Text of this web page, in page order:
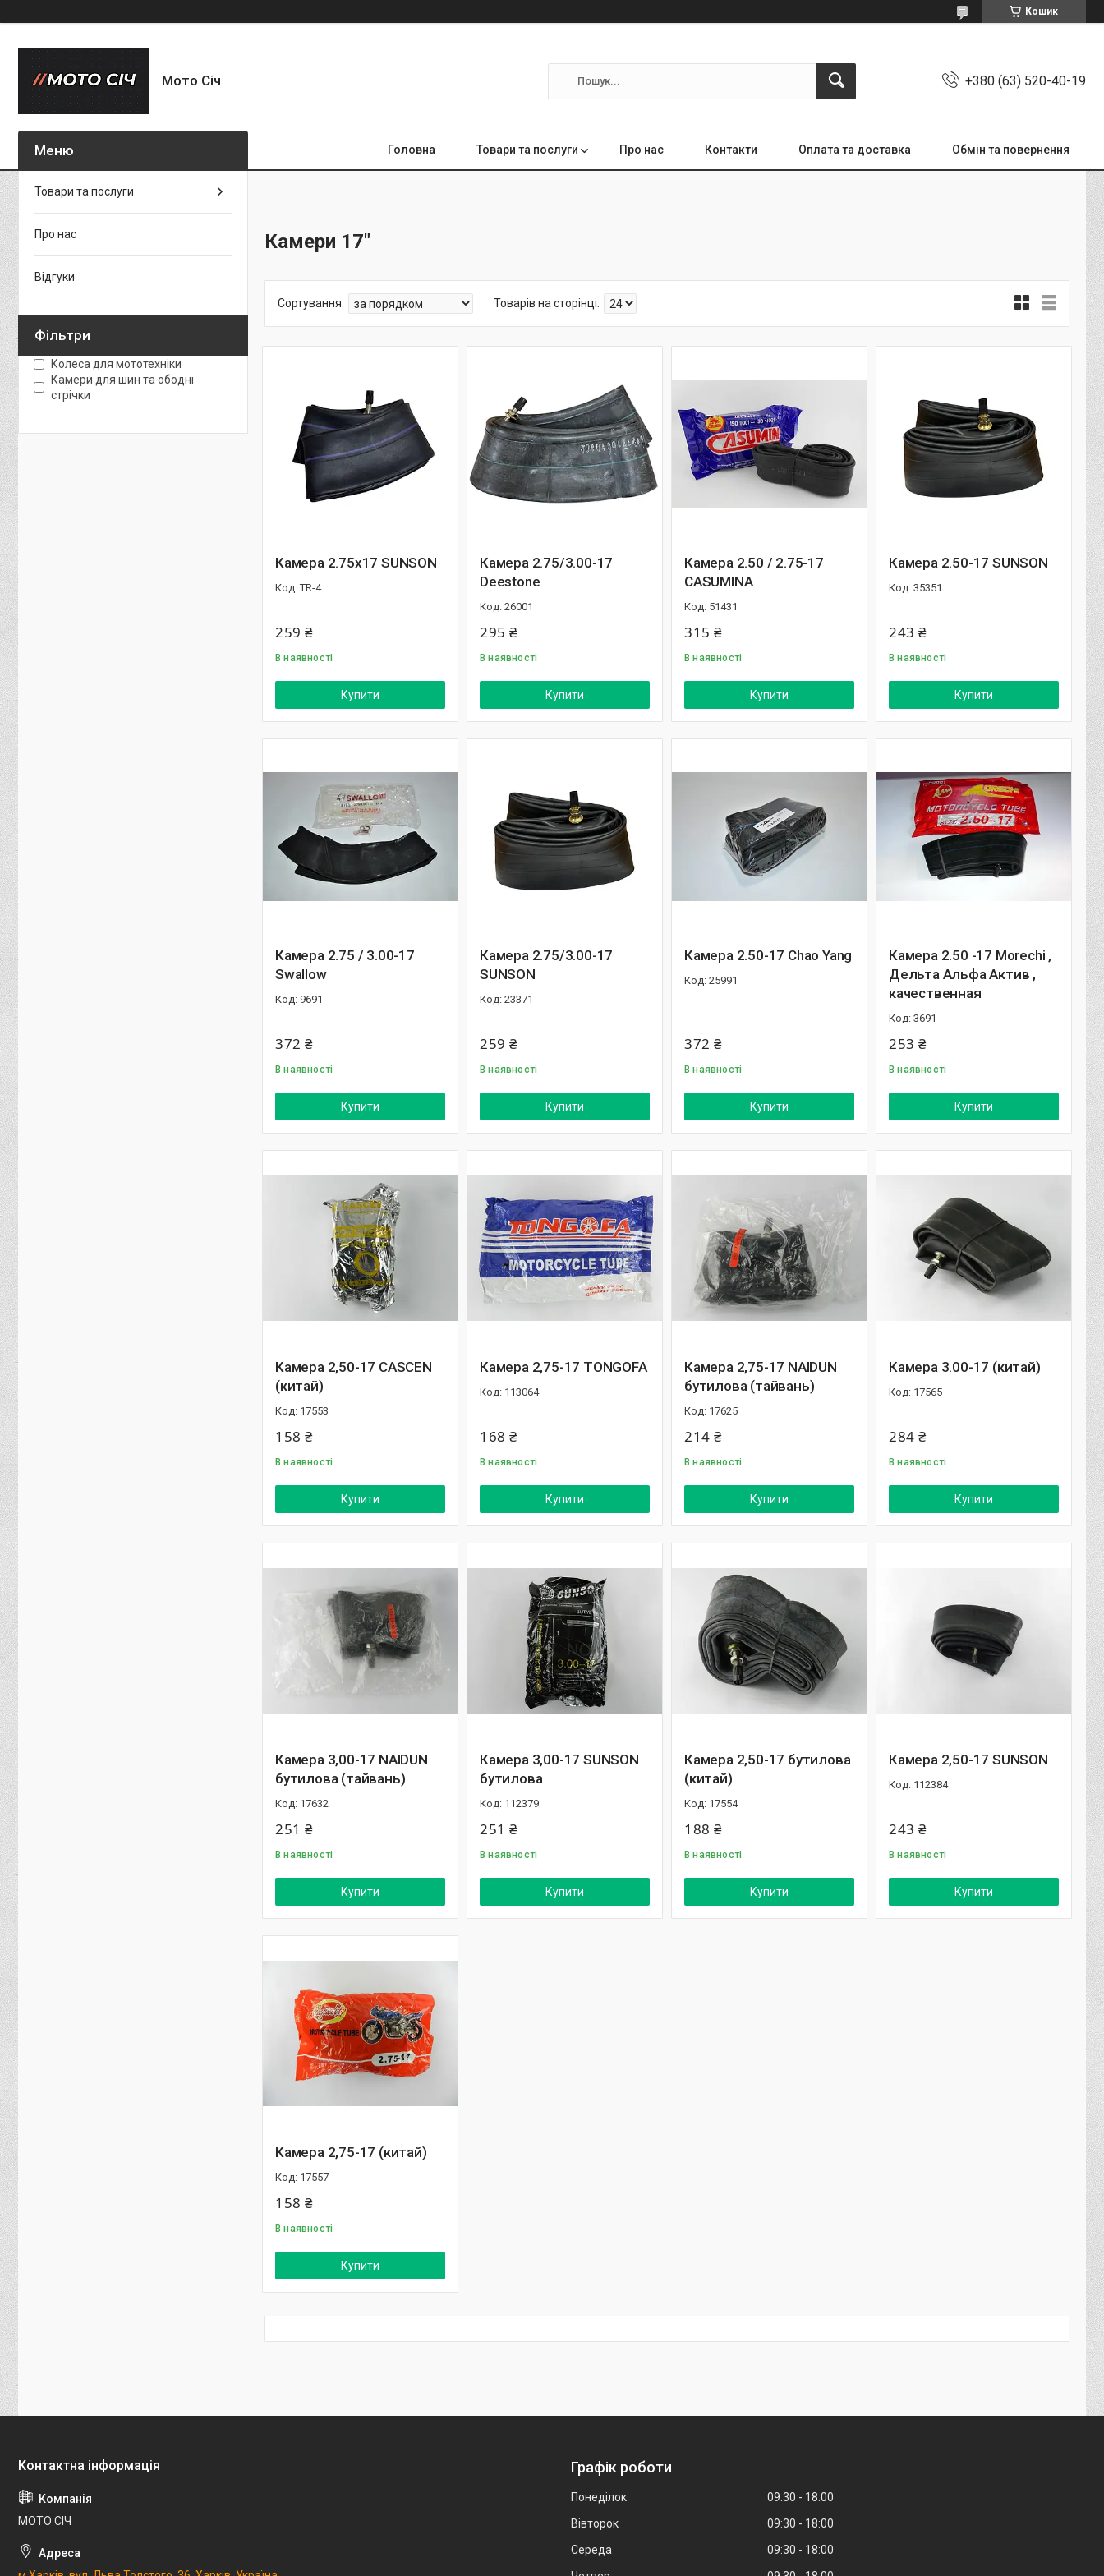
Кошик
Мото Січ +380 (63) 520-40-19
Головна Товари та послуги Про нас Контакти Оплата та доставка Обмін та повернення
Камери 17"
Камера 2.75х17 SUNSON
TR-4
259 ₴
В наявності
Купити
Камера 2.75/3.00-17
Deestone
26001
295 ₴
В наявності
Купити
Камера 2.50 / 2.75-17
CASUMINA
51431
315 ₴
В наявності
Купити
Камера 2.50-17 SUNSON
35351
243 ₴
В наявності
Купити
Камера 2.75 / 3.00-17
Swallow
9691
372 ₴
В наявності
Купити
Камера 2.75/3.00-17
SUNSON
23371
259 ₴
В наявності
Купити
Камера 2.50-17 Chao Yang
25991
372 ₴
В наявності
Купити
Камера 2.50 -17 Morechi ,
Дельта Альфа Актив ,
качественная
3691
253 ₴
В наявності
Купити
Камера 2,50-17 CASCEN
(китай)
17553
158 ₴
В наявності
Купити
Камера 2,75-17 TONGOFA
113064
168 ₴
В наявності
Купити
Камера 2,75-17 NAIDUN
бутилова (тайвань)
17625
214 ₴
В наявності
Купити
Камера 3.00-17 (китай)
17565
284 ₴
В наявності
Купити
Камера 3,00-17 NAIDUN
бутилова (тайвань)
17632
251 ₴
В наявності
Купити
Камера 3,00-17 SUNSON
бутилова
112379
251 ₴
В наявності
Купити
Камера 2,50-17 бутилова
(китай)
17554
188 ₴
В наявності
Купити
Камера 2,50-17 SUNSON
112384
243 ₴
В наявності
Купити
Камера 2,75-17 (китай)
17557
158 ₴
В наявності
Купити
Товари та послуги
Про нас
Відгуки
Фільтри
Колеса для мототехніки
Камери для шин та ободні
стрічки
МОТО СІЧ
Графік роботи
Понеділок 09:30
18:00
Вівторок
09:30
18:00
Середа
09:30
18:00